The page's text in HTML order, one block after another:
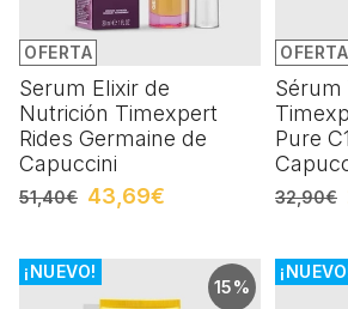
OFERTA
Serum Elixir de
Nutrición Timexpert
Rides Germaine de
Capuccini
51,40€ 43,69€
OFERTA
Sérum
Pure
32,90€
15%
¡NUEVO!